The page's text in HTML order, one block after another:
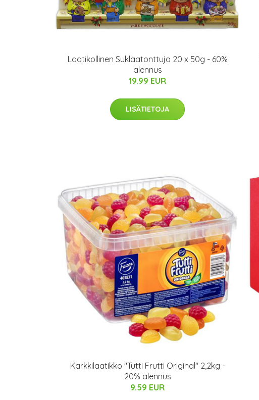
Laatikollinen Suklaatonttuja 20 x 50g - 60%
alennus
19.99 EUR
LISÄTIETOJA
Karkkilaatikko "Tutti Frutti Original" 2,2kg -
20% alennus
9.59 EUR